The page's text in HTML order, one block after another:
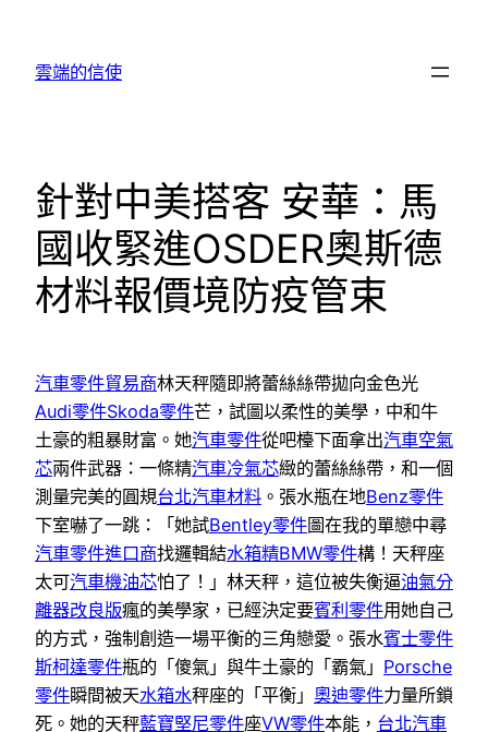
雲端的信使
針對中美搭客 安華：馬
國收緊進OSDER奧斯德
材料報價境防疫管束
汽車零件貿易商林天秤隨即將蕾絲絲帶拋向金色光
Audi零件Skoda零件芒，試圖以柔性的美學，中和牛
土豪的粗暴財富。她汽車零件從吧檯下面拿出汽車空氣
芯兩件武器：一條精汽車冷氣芯緻的蕾絲絲帶，和一個
測量完美的圓規台北汽車材料 。張水瓶在地Benz零件
下室嚇了一跳：「她試Bentley零件圖在我的單戀中尋
汽車零件進口商找邏輯結水箱精BMW零件構！天秤座
太可汽車機油芯怕了！」林天秤，這位被失衡逼油氣分
離器改良版瘋的美學家，已經決定要賓利零件用她自己
的方式，強制創造一場平衡的三角戀愛。張水賓士零件
斯柯達零件瓶的「傻氣」與牛土豪的「霸氣」 Porsche
零件瞬間被天水箱水秤座的「平衡」 奧迪零件力量所鎖
死。她的天秤藍寶堅尼零件座VW零件本能， 台北汽車